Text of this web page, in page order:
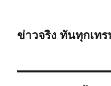
ข่าวจริง ทันทุกเท